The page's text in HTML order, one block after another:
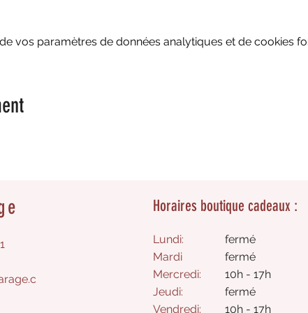
vos paramètres de données analytiques et de cookies
Horaires boutique cadeaux :
Lundi:
Mardi
Mercredi:
Jeudi:
Vendredi:
fermé
fermé
10h - 17h
fermé​
10h - 17h